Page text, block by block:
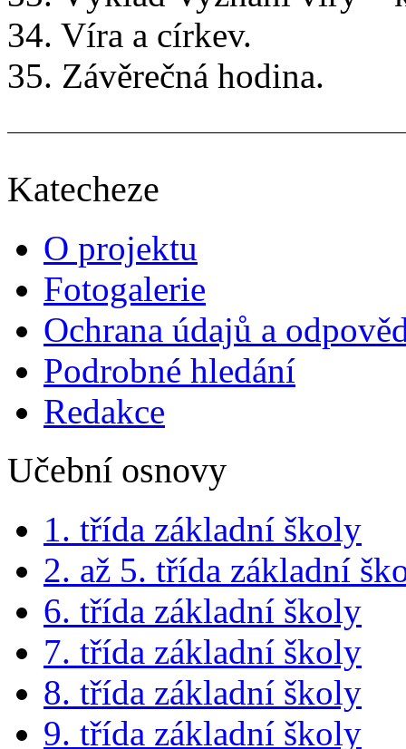
34. Víra a církev.
35. Závěrečná hodina.
Katecheze
O projektu
Fotogalerie
Ochrana údajů a
Podrobné hledání
Redakce
Učební osnovy
1. třída základní školy
2. až 5. třída základní
6. třída základní školy
7. třída základní školy
8. třída základní školy
9. třída základní školy